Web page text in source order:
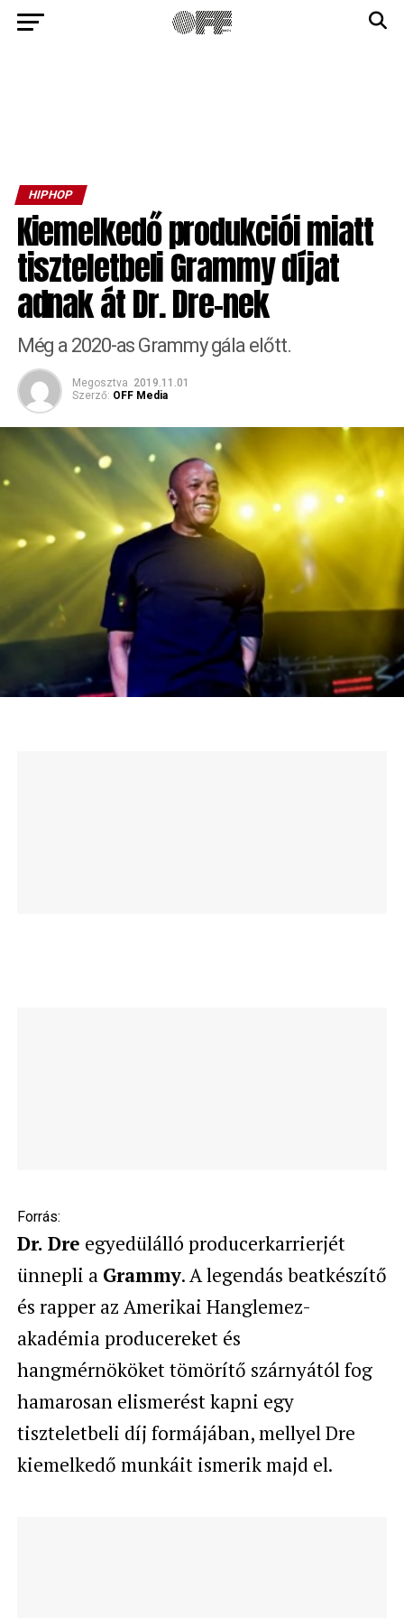
HIPHOP
Kiemelkedő produkciói miatt
tiszteletbeli Grammy díjat
adnak át Dr. Dre-nek
Még a 2020-as Grammy gála előtt.
Megosztva 2019.11.01
Szerző: OFF Media
Forrás:
Dr. Dre egyedülálló producerkarrierjét
ünnepli a Grammy. A legendás beatkészítő
és rapper az Amerikai Hanglemez-
akadémia producereket és
hangmérnököket tömörítő szárnyától fog
hamarosan elismerést kapni egy
tiszteletbeli díj formájában, mellyel Dre
kiemelkedő munkáit ismerik majd el.